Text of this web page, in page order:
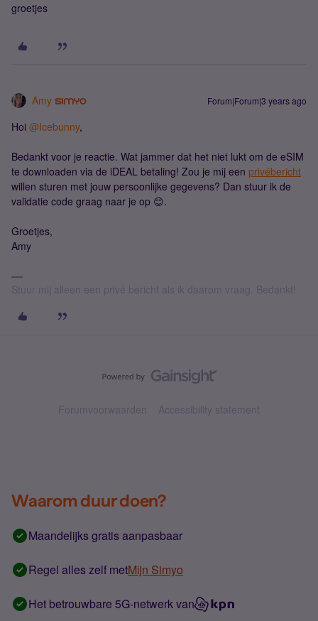
groetjes
Amy Forum|Forum|3 years ago
Hoi @Icebunny,
Bedankt voor je reactie. Wat jammer dat het niet lukt om de eSIM
te downloaden via de iDEAL betaling! Zou je mij een privébericht
willen sturen met jouw persoonlijke gegevens? Dan stuur ik de
validatie code graag naar je op 😊.
Groetjes,
Amy
Stuur mij alleen een privé bericht als ik daarom vraag. Bedankt!
Forumvoorwaarden Accessibility statement
Waarom duur doen?
Maandelijks gratis aanpasbaar
Regel alles zelf metMijn Simyo
Het betrouwbare 5G-netwerk van